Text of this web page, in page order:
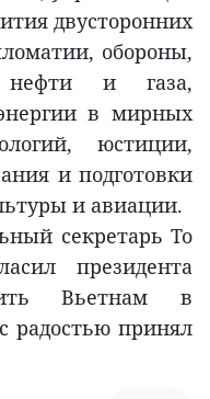
двусторонних
обороны,
и газа,
в мирных
юстиции,
и подготовки
и авиации.
секретарь То
президента
Вьетнам в
радостью принял